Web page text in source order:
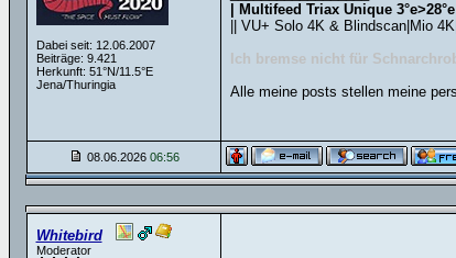
Dabei seit: 12.06.2007
Beiträge: 9.421
Herkunft: 51°N/11.5°E
Jena/Thuringia
| Multifeed Triax Unique
|| VU+ Solo 4K & Blindscan|Mio
Ich bremse nicht für
Alle meine posts stellen meine
08.06.2026 06:56
Whitebird
Moderator